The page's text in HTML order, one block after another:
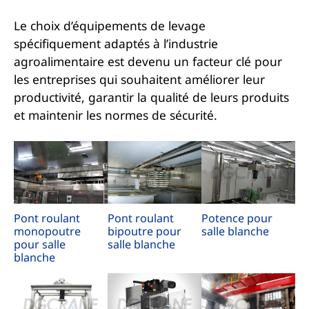
Le choix d’équipements de levage
spécifiquement adaptés à l’industrie
agroalimentaire est devenu un facteur clé pour
les entreprises qui souhaitent améliorer leur
productivité, garantir la qualité de leurs produits
et maintenir les normes de sécurité.
Pont roulant
monopoutre
pour salle
blanche
Pont roulant
bipoutre pour
salle blanche
Potence pour
salle blanche